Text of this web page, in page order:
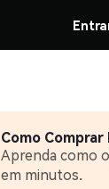
Como Comprar
Aprenda como
em minutos.